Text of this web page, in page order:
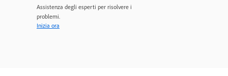
Assistenza degli esperti per risolvere i
problemi.
Inizia ora